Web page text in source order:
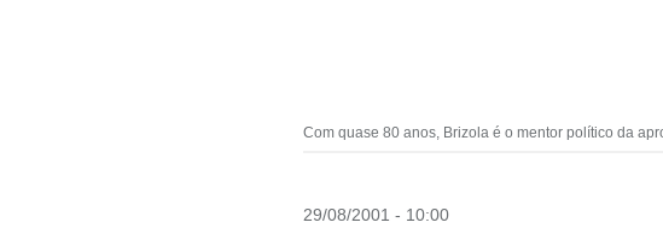
Com quase 80 anos, Brizola é o mentor político da
29/08/2001 - 10:00